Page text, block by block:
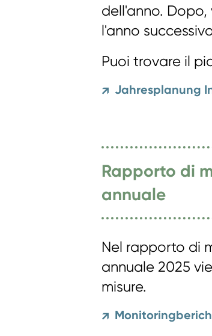
dell'anno.
l'anno
Puoi trovare il
↗ Jahresplanung
Rapporto di
annuale
Nel rapporto di
annuale 2025
misure.
↗